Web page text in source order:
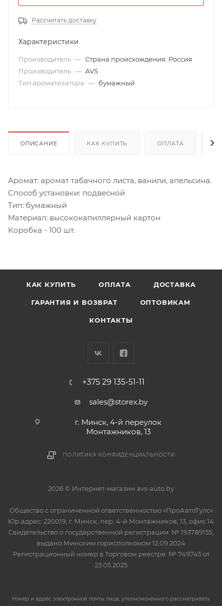
Рассчитать доставку
Характеристики
Производитель — Страна происхождения: Россия
Производитель — AVS
Тип ароматизатора — бумажный
ОПИСАНИЕ КАК КУПИТЬ ОПЛАТА
Аромат: аромат табачного листа, ванили, апельсина.
Способ установки: подвесной
Тип: бумажный
Материал: высококапиллярный картон
Коробка - 100 шт.
КАК КУПИТЬ ОПЛАТА ДОСТАВКА
ГАРАНТИЯ И ВОЗВРАТ ОПТОВИКАМ
КОНТАКТЫ
+375 29 135-51-11
sales@storex.by
г. Минск, 4-й переулок
Монтажников, 13
ПОЛИТИКА КОНФИДЕНЦИАЛЬНОСТИ
2026 © Интернет-магазин avs-auto.by
Общество с ограниченной ответственностью «ПроАвтоТулс»
Юр.адрес: 220019, г. Минск, пер. 4-й Монтажников, 13, офис 14
Свидетельство о государственной регистрации: № 193789155,
выдано Минским горисполкомом 12.09.2024
Регистрационный номер в Торговом реестре: № 749745 от
23.05.2025
Номер и адрес электронной почты лица, уполномоченного рассматривать